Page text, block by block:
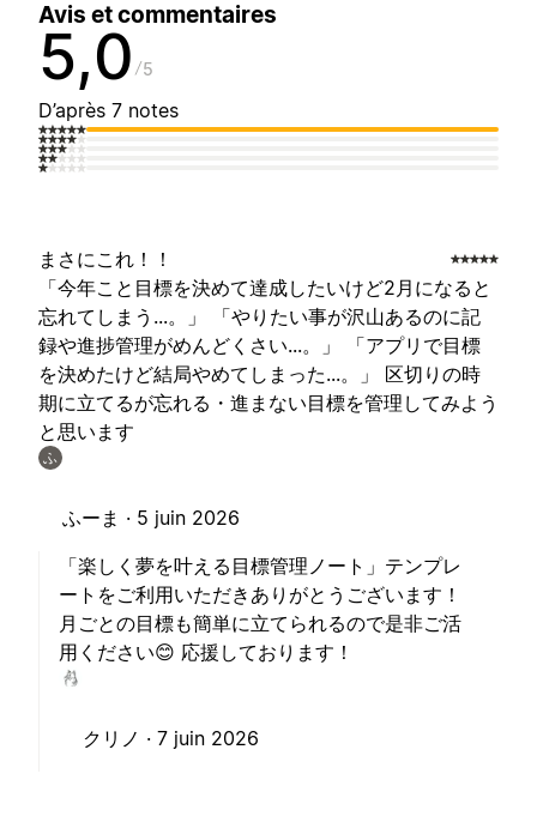
Avis et commentaires
5,0 5
D’après 7 notes
まさにこれ！！
「今年こと目標を決めて達成したいけど2月になると
忘れてしまう...。」 「やりたい事が沢山あるのに記
録や進捗管理がめんどくさい...。」 「アプリで目標
を決めたけど結局やめてしまった...。」 区切りの時
期に立てるが忘れる・進まない目標を管理してみよう
と思います
ふ
ふーま · 5 juin 2026
「楽しく夢を叶える目標管理ノート」テンプレ
ートをご利用いただきありがとうございます！
月ごとの目標も簡単に立てられるので是非ご活
用ください😊 応援しております！
クリノ · 7 juin 2026